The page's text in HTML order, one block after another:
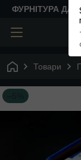
ФУРНІТУРА
Товари